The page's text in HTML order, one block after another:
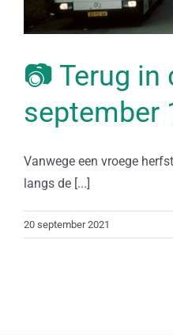
📷 Terug in
september
Vanwege een vroege
langs de [...]
20 september 2021